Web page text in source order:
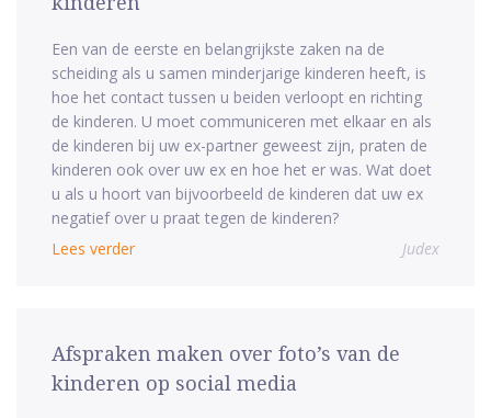
Een van de eerste en belangrijkste zaken na de
scheiding als u samen minderjarige kinderen heeft, is
hoe het contact tussen u beiden verloopt en richting
de kinderen. U moet communiceren met elkaar en als
de kinderen bij uw ex-partner geweest zijn, praten de
kinderen ook over uw ex en hoe het er was. Wat doet
u als u hoort van bijvoorbeeld de kinderen dat uw ex
negatief over u praat tegen de kinderen?
Lees verder
Judex
Afspraken maken over foto’s van de
kinderen op social media